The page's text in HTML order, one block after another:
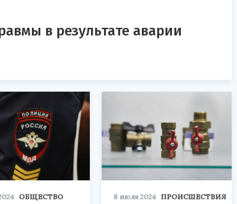
в результате аварии
ОБЩЕСТВО 8 июля 2024 ПРОИСШЕСТВИЯ